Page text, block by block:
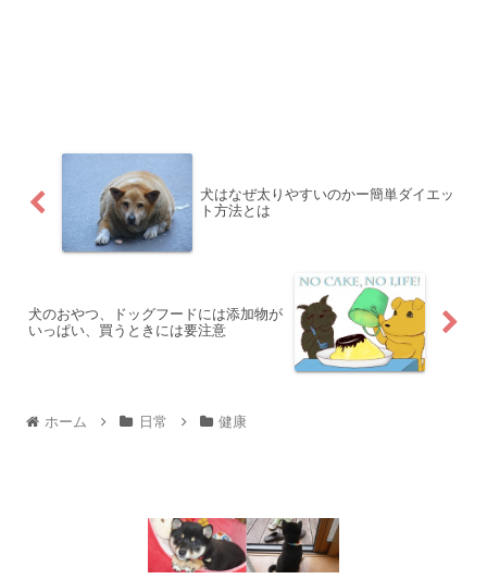
犬はなぜ太りやすいのかー簡単ダイエッ
ト方法とは
犬のおやつ、ドッグフードには添加物が
いっぱい、買うときには要注意
ホーム 日常 健康